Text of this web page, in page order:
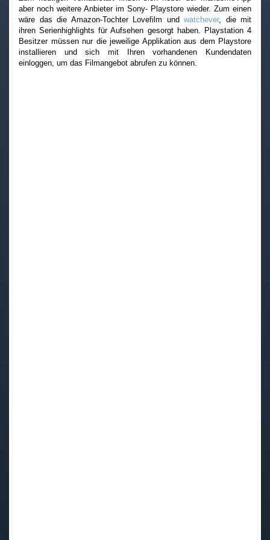
aber noch weitere Anbieter im Sony- Playstore wieder. Zum einen
wäre das die Amazon-Tochter Lovefilm und watchever, die mit
ihren Serienhighlights für Aufsehen gesorgt haben. Playstation 4
Besitzer müssen nur die jeweilige Applikation aus dem Playstore
installieren und sich mit Ihren vorhandenen Kundendaten
einloggen, um das Filmangebot abrufen zu können.